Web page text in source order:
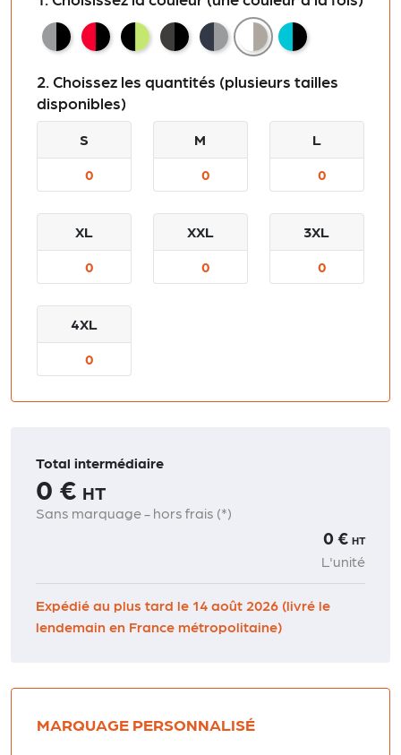
Silver / Black
Red / BlackBlack / LimeDark Grey / Black
Navy / SilverWhite / SilverLagoon / Black
2. Choissez les quantités (plusieurs tailles
disponibles)
S M L
XL XXL 3XL
4XL
Total intermédiaire
0 € HT
Sans marquage - hors frais (*)
0 € HT
L'unité
Expédié au plus tard le 14 août 2026 (livré le
lendemain en France métropolitaine)
MARQUAGE PERSONNALISÉ